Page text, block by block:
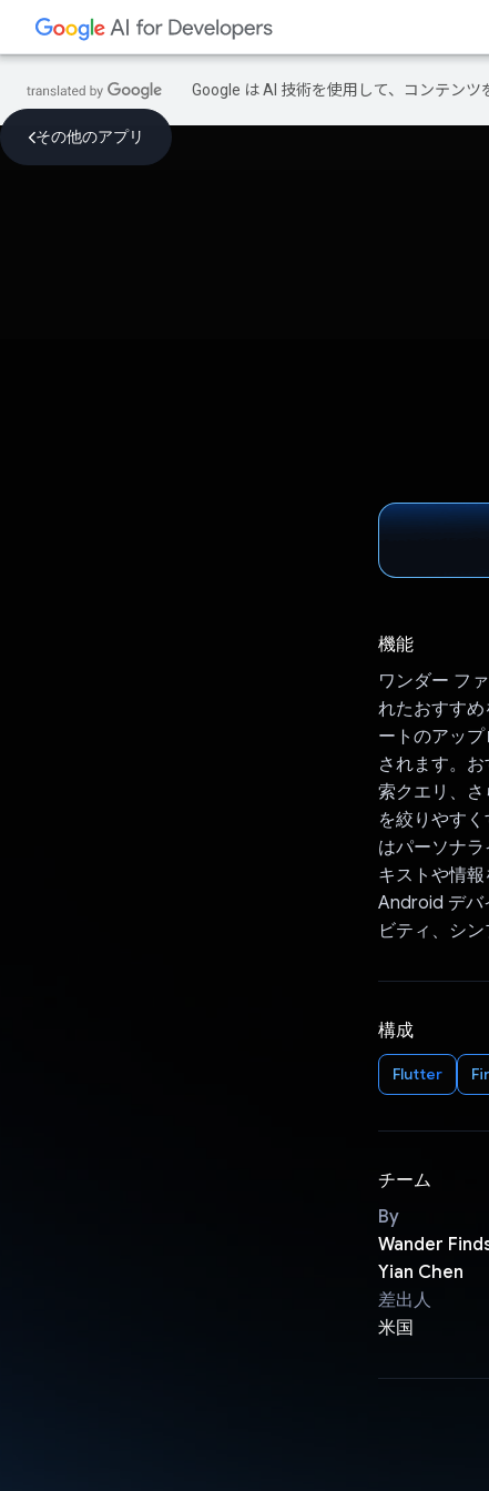
Google は AI 技術を使用して、コンテン
その他のアプリ
機能
ワンダー フ
れたおすす
ートのアッ
されます。
索クエリ、
を絞りやす
はパーソナ
キストや情
Android デバ
ビティ、シ
構成
Flutter
チーム
By
Wander
Yian Chen
差出人
米国